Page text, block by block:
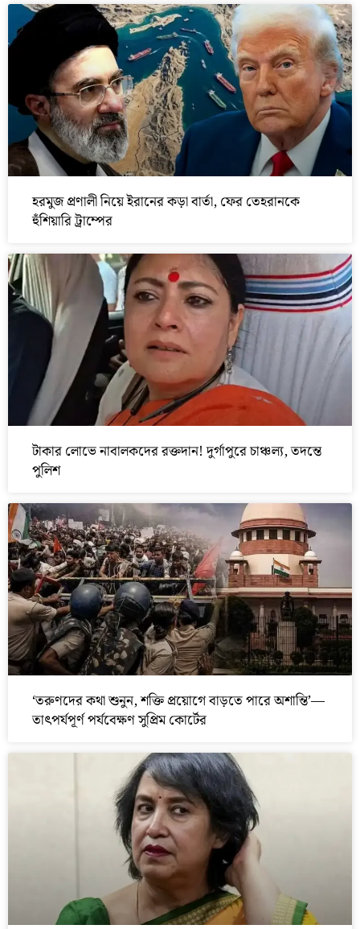
হরমুজ প্রণালী নিয়ে ইরানের কড়া বার্তা, ফের তেহরানকে
হুঁশিয়ারি ট্রাম্পের
টাকার লোভে নাবালকদের রক্তদান! দুর্গাপুরে চাঞ্চল্য, তদন্তে
পুলিশ
‘তরুণদের কথা শুনুন, শক্তি প্রয়োগে বাড়তে পারে অশান্তি’—
তাৎপর্যপূর্ণ পর্যবেক্ষণ সুপ্রিম কোর্টের